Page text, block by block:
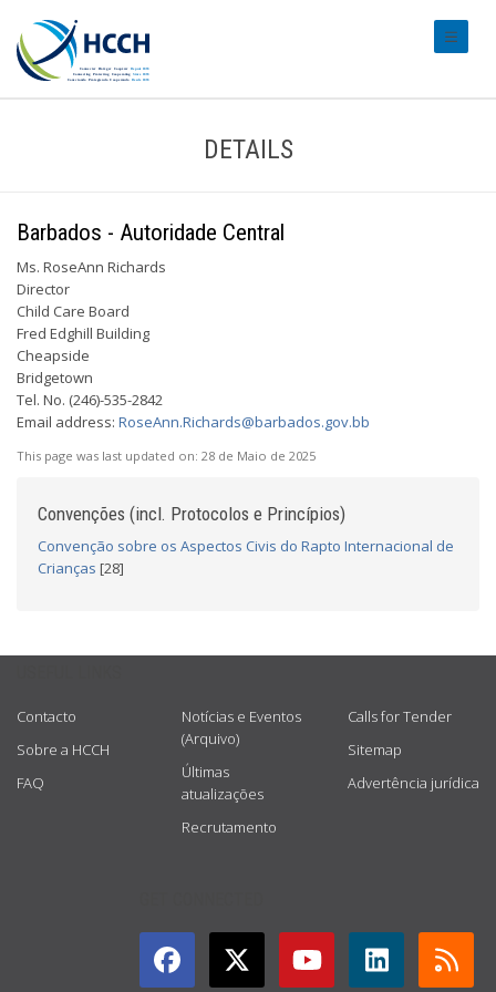
DETAILS
Barbados - Autoridade Central
Ms. RoseAnn Richards
Director
Child Care Board
Fred Edghill Building
Cheapside
Bridgetown
Tel. No. (246)-535-2842
Email address: RoseAnn.Richards@barbados.gov.bb
This page was last updated on: 28 de Maio de 2025
Convenções (incl. Protocolos e Princípios)
Convenção sobre os Aspectos Civis do Rapto Internacional de
Crianças [28]
Contacto
Sobre a HCCH
FAQ
Notícias e Eventos
(Arquivo)
Últimas
atualizações
Recrutamento
Calls for Tender
Sitemap
Advertência jurídica